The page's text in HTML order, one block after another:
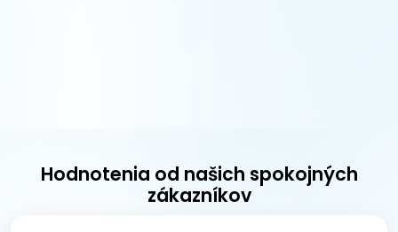
Hodnotenia od našich spokojných
zákazníkov